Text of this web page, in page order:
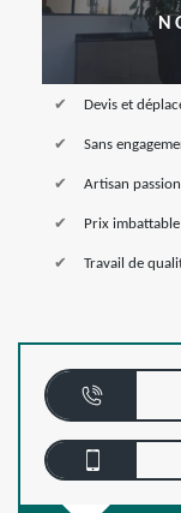
Devis et
Sans
Artisan
Prix imbattable
Travail de